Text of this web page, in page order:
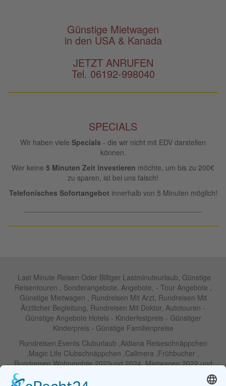
Günstige Mietwagen
in den USA & Kanada
JETZT ANRUFEN
Tel. 06192-998040
SPECIALS
Wir haben viele Specials - die wir nicht mit EDV darstellen
können.
Wer keine 5 Minuten Zeit investieren möchte, um bis zu 200€
zu sparen, ist bei uns falsch!
Telefonisches Sofortangebot innerhalb von 5 Minuten möglich!
Last Minute Reisen Oder Billiger Lastminuteurlaub, Günstige
Reisentouren , Sonderangebote, Angebote, - Tour Angebote ,
Günstige Mietwagen , Rundreisen Mit Arzt, Rundreisen Mit
Ärztlicher Begleitung, Rundreisen Mit Doktor, Autotouren -
Günstige Angebote Hotels - Kinderfestpreis - Günstiger
Kinderpreis - Günstige Familienpreise
Rundreisen,Events Cluburlaub ,Aldiana Reiseschnäppchen
,Magic Life Clubschnäppchen ,Calimera ,Frühbucher ,
Rundreisen Wohnmobile 2023und 2024 ,Mietwagen 2022 und
Weihnachtreisen 2022 und 2023 , Silvesterreisen 2022 und 2032,